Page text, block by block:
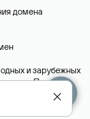
домена
и зарубежных
«Помощь».